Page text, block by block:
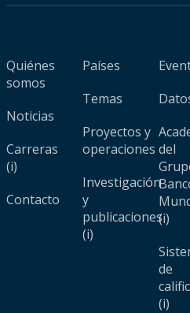
Quiénes
somos
Noticias
Carreras
(i)
Contacto
Países
Temas
Proyectos y
operaciones
Investigación
y
publicaciones
(i)
del
(i)
de
(i)